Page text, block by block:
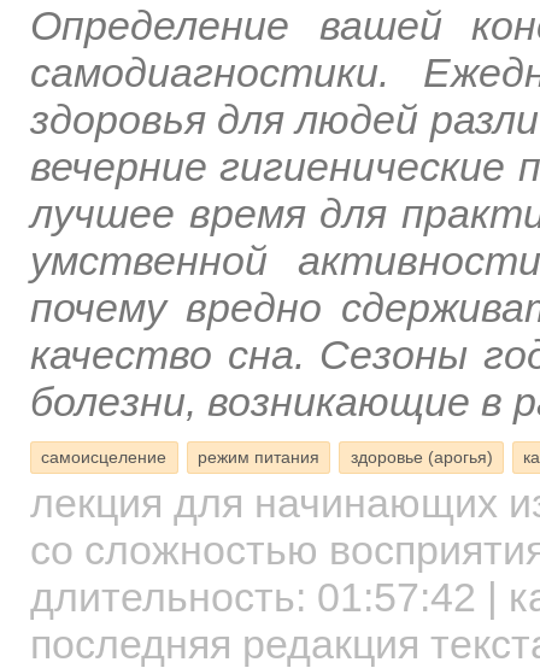
Определение вашей
самодиагностики.
здоровья для людей
вечерние
лучшее время для
умственной
почему вредно
качество сна. Сезоны
болезни, возникающие в
самоисцеление режим питания здоровье (арогья)
лекция для начинающих
со сложностью
длительность: 01:57:42 |
последняя редакция